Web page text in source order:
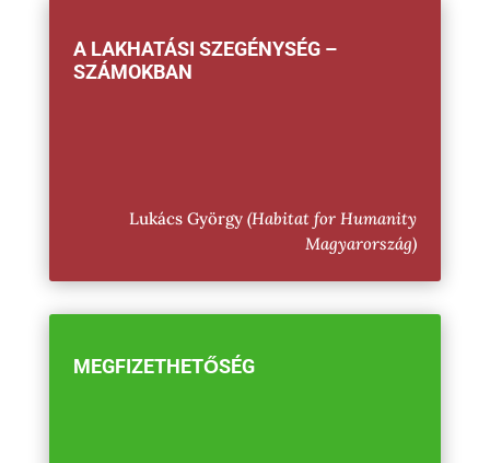
A LAKHATÁSI SZEGÉNYSÉG –
SZÁMOKBAN
Lukács György (Habitat for Humanity
Magyarország)
MEGFIZETHETŐSÉG